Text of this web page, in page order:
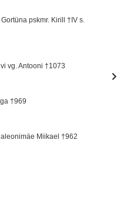
pskmr. Kirill †IV s.
vg. Antooni †1073
†969
Miikael †962